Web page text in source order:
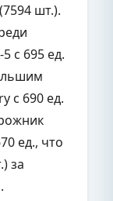
шт.).
с 695 ед.
с 690 ед.
ед., что
за